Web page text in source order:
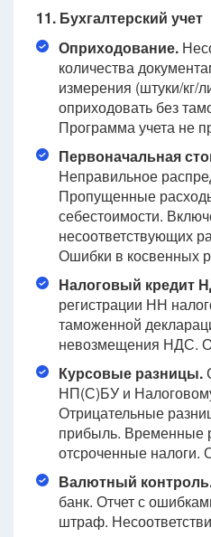
11. Бухгалтерский учет
Оприходование.
количества
измерения (штуки/кг/
оприходовать без
Программа учета не
Первоначальная
Неправильное
Пропущенные
себестоимости.
несоответствующих
Ошибки в косвенных
Налоговый кредит
регистрации НН
таможенной
невозмещения НДС.
Курсовые разницы.
НП(С)БУ и
Отрицательные
прибыль. Временные
отсроченные
Валютный
банк. Отчет с
штраф.